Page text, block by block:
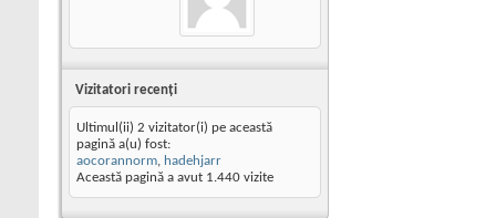
Vizitatori recenţi
Ultimul(ii) 2 vizitator(i) pe această
pagină a(u) fost:
aocorannorm, hadehjarr
Această pagină a avut 1.440 vizite